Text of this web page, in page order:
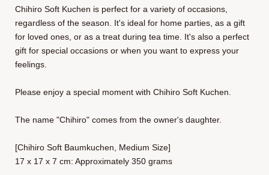
Chihiro Soft Kuchen is perfect for a variety of occasions,
regardless of the season. It's ideal for home parties, as a gift
for loved ones, or as a treat during tea time. It's also a perfect
gift for special occasions or when you want to express your
feelings.
Please enjoy a special moment with Chihiro Soft Kuchen.
The name "Chihiro" comes from the owner's daughter.
[Chihiro Soft Baumkuchen, Medium Size]
17 x 17 x 7 cm: Approximately 350 grams